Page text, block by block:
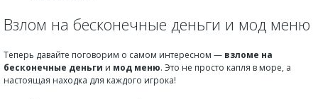
Взлом на бесконечные деньги и мод меню
Теперь давайте поговорим о самом интересном — взломе на
бесконечные деньги и мод меню. Это не просто капля в море, а
настоящая находка для каждого игрока!